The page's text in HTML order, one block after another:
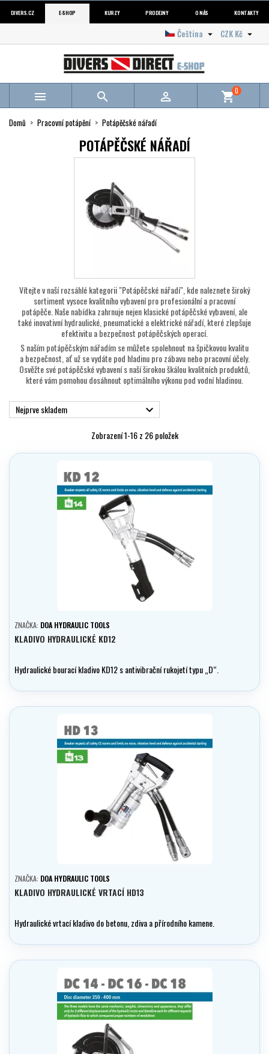
DIVERS.CZ E-SHOP KURZY PRODEJNY O NÁS KONTAKTY
CZK Kč 
Čeština 
   shopping_cart0
Domů Pracovní potápění Potápěčské nářadí
POTÁPĚČSKÉ NÁŘADÍ
Vítejte v naší rozsáhlé kategorii "Potápěčské nářadí", kde naleznete široký
sortiment vysoce kvalitního vybavení pro profesionální a pracovní
potápěče. Naše nabídka zahrnuje nejen klasické potápěčské vybavení, ale
také inovativní hydraulické, pneumatické a elektrické nářadí, které zlepšuje
efektivitu a bezpečnost potápěčských operací.
S naším potápěčským nářadím se můžete spolehnout na špičkovou kvalitu
a bezpečnost, ať už se vydáte pod hladinu pro zábavu nebo pracovní účely.
Osvěžte své potápěčské vybavení s naší širokou škálou kvalitních produktů,
které vám pomohou dosáhnout optimálního výkonu pod vodní hladinou.
Nejprve skladem 
Zobrazení 1-16 z 26 položek
ZNAČKA: DOA HYDRAULIC TOOLS
KLADIVO HYDRAULICKÉ KD12
Hydraulické bourací kladivo KD12 s antivibrační rukojetí typu „D“.
ZNAČKA: DOA HYDRAULIC TOOLS
KLADIVO HYDRAULICKÉ VRTACÍ HD13
Hydraulické vrtací kladivo do betonu, zdiva a přírodního kamene.